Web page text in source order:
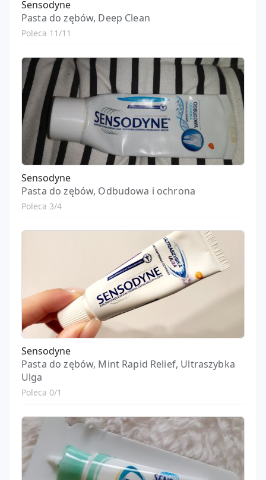
Sensodyne
Pasta do zębów, Deep Clean
Poleca 11/11
Sensodyne
Pasta do zębów, Odbudowa i ochrona
Poleca 3/4
Sensodyne
Pasta do zębów, Mint Rapid Relief, Ultraszybka
Ulga
Poleca 0/1